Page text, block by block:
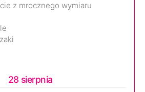
z mrocznego wymiaru
28 sierpnia